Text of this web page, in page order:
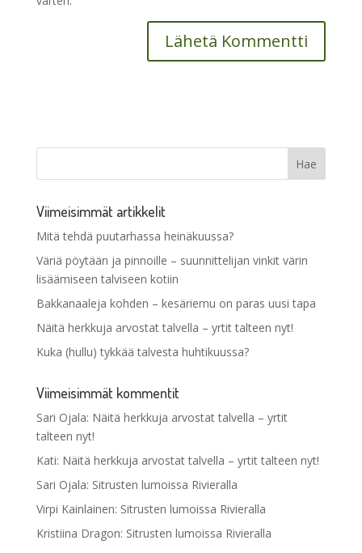
Viimeisimmät artikkelit
Mitä tehdä puutarhassa heinäkuussa?
Väriä pöytään ja pinnoille – suunnittelijan vinkit värin
lisäämiseen talviseen kotiin
Bakkanaaleja kohden – kesäriemu on paras uusi tapa
Näitä herkkuja arvostat talvella – yrtit talteen nyt!
Kuka (hullu) tykkää talvesta huhtikuussa?
Viimeisimmät kommentit
Sari Ojala: Näitä herkkuja arvostat talvella – yrtit
talteen nyt!
Kati: Näitä herkkuja arvostat talvella – yrtit talteen nyt!
Sari Ojala: Sitrusten lumoissa Rivieralla
Virpi Kainlainen: Sitrusten lumoissa Rivieralla
Kristiina Dragon: Sitrusten lumoissa Rivieralla